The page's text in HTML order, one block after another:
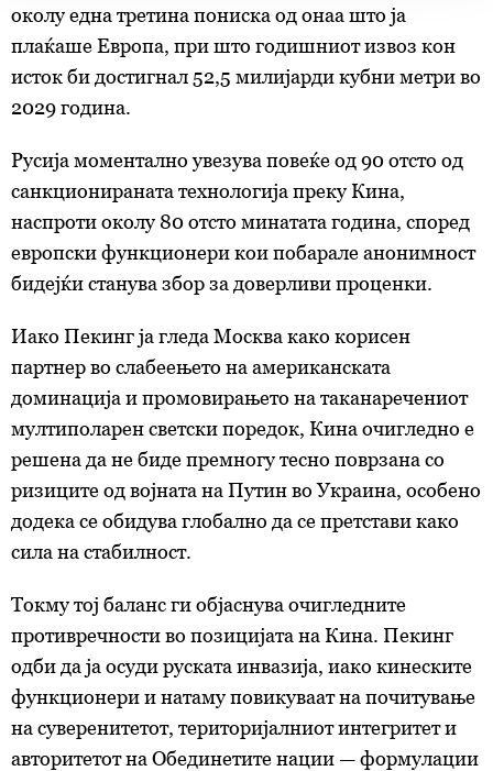
обработуваме како и за вашите права прочитајте во
нашатаПолитика на приватност, а за колачињата и
други слични технологии воПолитиката на
колачиња. Колачињата во кој било момент можете
деталите“. Согласноста можете во кој било момент да
ја повлечете без негативни последици.
околу една третина пониска од онаа што ја
плаќаше Европа, при што годишниот извоз кон
исток би достигнал 52,5 милијарди кубни метри во
2029 година.
Русија моментално увезува повеќе од 90 отсто од
санкционираната технологија преку Кина,
наспроти околу 80 отсто минатата година, според
европски функционери кои побарале анонимност
бидејќи станува збор за доверливи проценки.
Иако Пекинг ја гледа Москва како корисен
партнер во слабеењето на американската
доминација и промовирањето на таканаречениот
мултиполарен светски поредок, Кина очигледно е
решена да не биде премногу тесно поврзана со
ризиците од војната на Путин во Украина, особено
додека се обидува глобално да се претстави како
сила на стабилност.
Токму тој баланс ги објаснува очигледните
противречности во позицијата на Кина. Пекинг
одби да ја осуди руската инвазија, иако кинеските
функционери и натаму повикуваат на почитување
на суверенитетот, територијалниот интегритет и
авторитетот на Обединетите нации — формулации